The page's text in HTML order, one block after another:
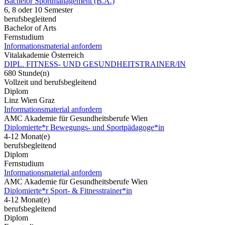
6, 8 oder 10 Semester
berufsbegleitend
Bachelor of Arts
Fernstudium
Informationsmaterial anfordern
Vitalakademie Österreich
DIPL. FITNESS- UND GESUNDHEITSTRAINER/IN
680 Stunde(n)
Vollzeit und berufsbegleitend
Diplom
Linz Wien Graz
Informationsmaterial anfordern
AMC Akademie für Gesundheitsberufe Wien
Diplomierte*r Bewegungs- und Sportpädagoge*in
4-12 Monat(e)
berufsbegleitend
Diplom
Fernstudium
Informationsmaterial anfordern
AMC Akademie für Gesundheitsberufe Wien
Diplomierte*r Sport- & Fitnesstrainer*in
4-12 Monat(e)
berufsbegleitend
Diplom